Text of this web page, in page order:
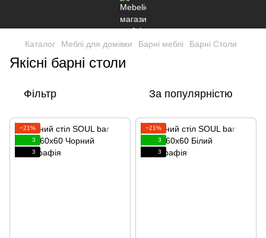
Каталог Меблі для домівки Барні меблі Барні Столи
Якісні барні столи
Фільтр За популярністю
−21%
3
3
−21%
3
3